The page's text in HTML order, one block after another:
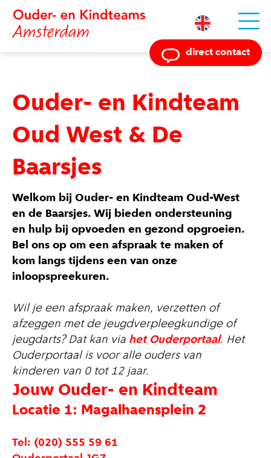
Powered by
direct contact
Ouder- en Kindteam
Oud West & De
Baarsjes
Welkom bij Ouder- en Kindteam Oud-West
en de Baarsjes. Wij bieden ondersteuning
en hulp bij opvoeden en gezond opgroeien.
Bel ons op om een afspraak te maken of
kom langs tijdens een van onze
inloopspreekuren.
Wil je een afspraak maken, verzetten of
afzeggen met de jeugdverpleegkundige of
jeugdarts? Dat kan via het Ouderportaal. Het
Ouderportaal is voor alle ouders van
kinderen van 0 tot 12 jaar.
Jouw Ouder- en Kindteam
Locatie 1: Magalhaensplein 2
Tel: (020) 555 59 61